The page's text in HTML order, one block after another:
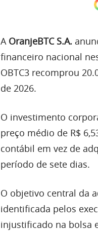
A OranjeBTC S.A.
financeiro nacional
OBTC3 recomprou
de 2026.
O investimento
preço médio de R$
contábil em vez de
período de sete dias.
O objetivo central da
identificada pelos
injustificado na bolsa